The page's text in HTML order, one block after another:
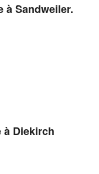
à Sandweiler.
à Diekirch